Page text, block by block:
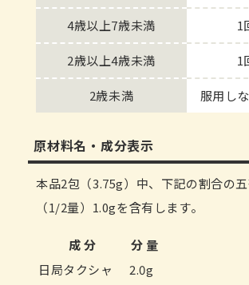
4歳以上7歳未満 1
2歳以上4歳未満 1
2歳未満 服用し
原材料名・成分表示
本品2包（3.75g）中、下記の割合の
（1/2量）1.0gを含有します。
成 分
分 量
日局タクシャ
2.0g